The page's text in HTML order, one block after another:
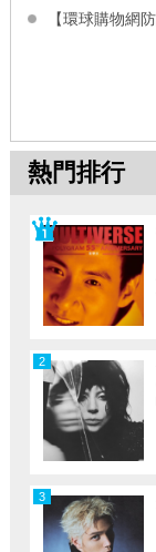
【環球購物網
熱門排行
2
3